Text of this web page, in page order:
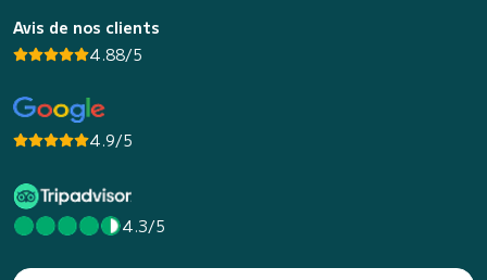
Avis de nos clients
4.88/5
4.9/5
4.3/5